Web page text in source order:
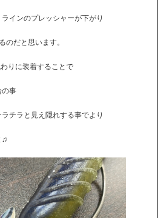
インのプレッシャーが下がり
のだと思います。
りに装着することで
の事
チラと見え隠れする事でより
♫